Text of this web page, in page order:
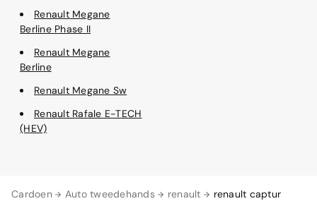
Cardoen Auto tweedehands renault renault captur
Renault Megane
Berline Phase II
Renault Megane
Berline
Renault Megane Sw
Renault Rafale E-TECH
(HEV)